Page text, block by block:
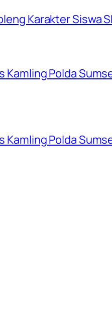
Karakter Siswa
Kamling Polda
Kamling Polda